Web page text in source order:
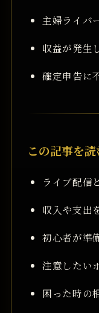
主婦ライバ
収益が発生
確定申告に
この記事を
ライブ配信
収入や支出
初心者が準
注意したい
困った時の